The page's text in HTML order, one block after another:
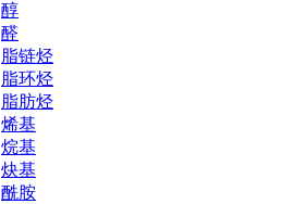
醇
醛
脂链烃
脂环烃
脂肪烃
烯基
烷基
炔基
酰胺